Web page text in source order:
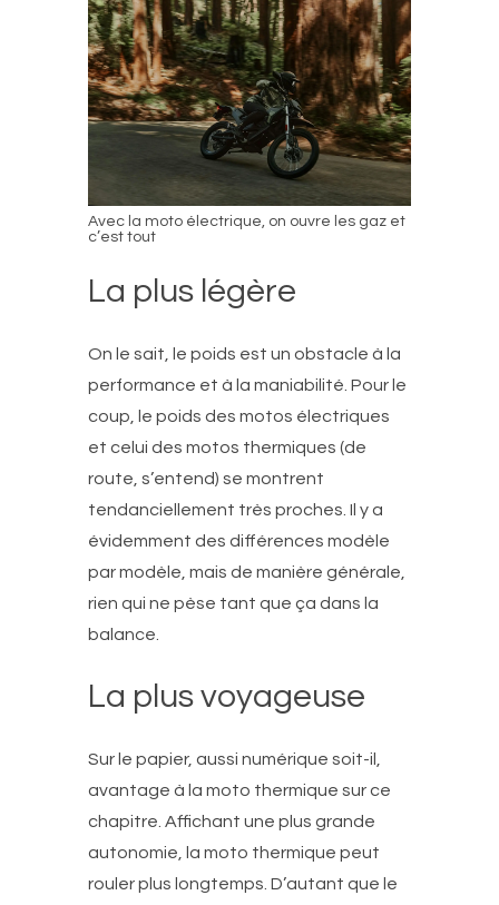
Avec la moto électrique, on ouvre les gaz et
c’est tout
La plus légère
On le sait, le poids est un obstacle à la
performance et à la maniabilité. Pour le
coup, le poids des motos électriques
et celui des motos thermiques (de
route, s’entend) se montrent
tendanciellement très proches. Il y a
évidemment des différences modèle
par modèle, mais de manière générale,
rien qui ne pèse tant que ça dans la
balance.
La plus voyageuse
Sur le papier, aussi numérique soit-il,
avantage à la moto thermique sur ce
chapitre. Affichant une plus grande
autonomie, la moto thermique peut
rouler plus longtemps. D’autant que le